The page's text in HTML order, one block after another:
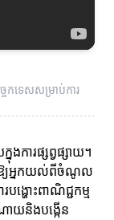
កទេសសម្រាប់ការ
នុងការផ្សព្វផ្សាយ។
ឱ្យអ្នកយល់ពីចំណូល
បង្ហោះពាណិជ្ជកម្ម
ាយនិងបង្កើន